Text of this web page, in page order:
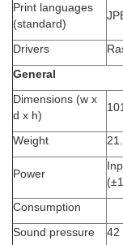
Print languages
(standard)
Drivers
General
Dimensions (w x
d x h)
Weight
Power
Consumption
Sound pressure
42